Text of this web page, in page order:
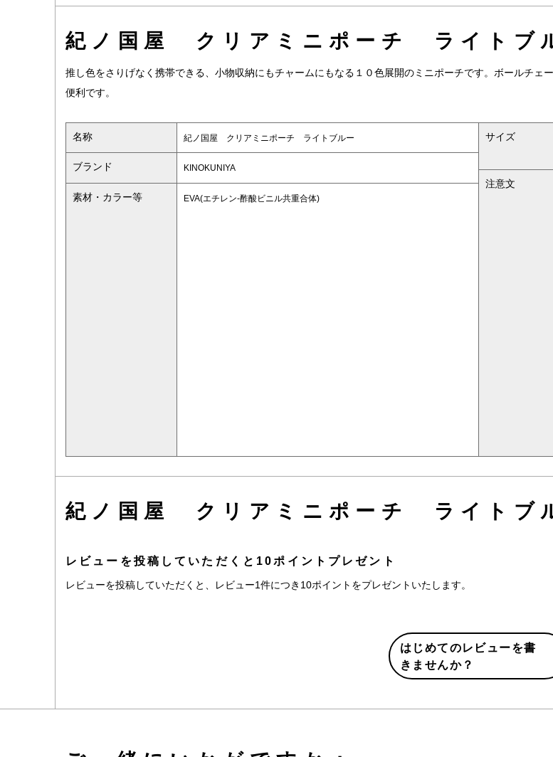
紀ノ国屋 クリアミニポーチ ライトブ
推し色をさりげなく携帯できる、小物収納にもチャームにもなる１０色展開のミニポーチです。ボールチェ
便利です。
名称 紀ノ国屋 クリアミニポーチ ライトブルー
ブランド KINOKUNIYA
素材・カラー等 EVA(エチレン-酢酸ビニル共重合体)
サイズ
注意文
紀ノ国屋 クリアミニポーチ ライトブ
レビューを投稿していただくと10ポイントプレゼント
レビューを投稿していただくと、レビュー1件につき10ポイントをプレゼントいたします。
はじめてのレビューを書
きませんか？